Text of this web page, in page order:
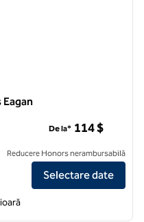
Eagan
Inn Minneapolis Eagan
De la* 114 $
Reducere Honors nerambursabilă
Selectare date